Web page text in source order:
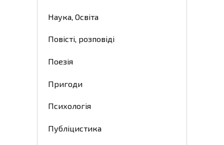
Наука, Освіта
Повісті, розповіді
Поезія
Пригоди
Психологія
Публіцистика